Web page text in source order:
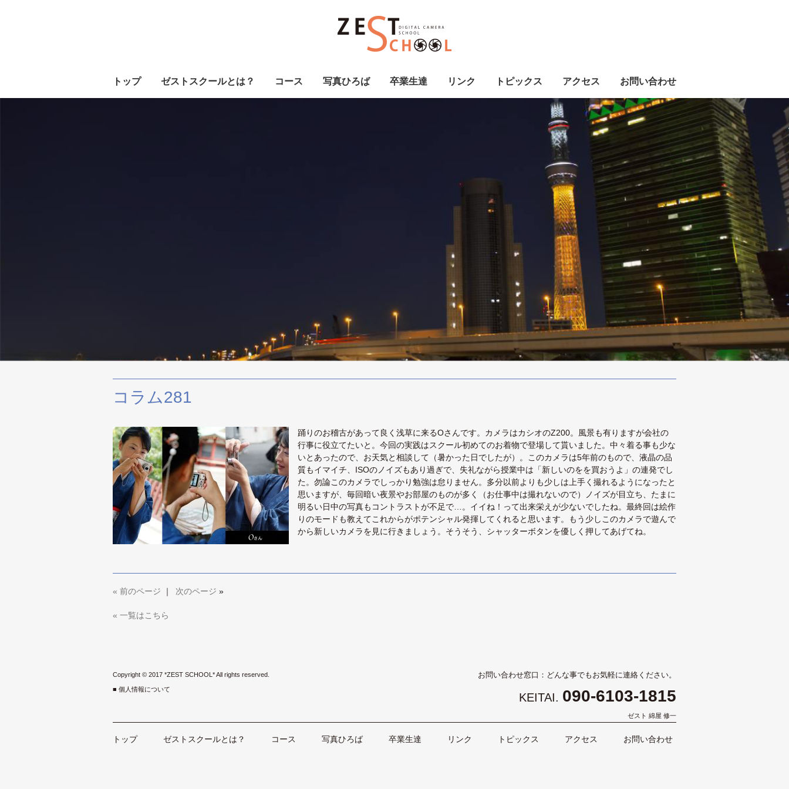
トップ ゼストスクールとは？ コース 写真ひろば 卒業生達 リンク トピックス アクセス お問い合わせ
コラム281
踊りのお稽古があって良く浅草に来るOさんです。カメラはカシオのZ200。風景も有りますが会社の
行事に役立てたいと。今回の実践はスクール初めてのお着物で登場して貰いました。中々着る事も少な
いとあったので、お天気と相談して（暑かった日でしたが）。このカメラは5年前のもので、液晶の品
質もイマイチ、ISOのノイズもあり過ぎで、失礼ながら授業中は「新しいのをを買おうよ」の連発でし
た。勿論このカメラでしっかり勉強は怠りません。多分以前よりも少しは上手く撮れるようになったと
思いますが、毎回暗い夜景やお部屋のものが多く（お仕事中は撮れないので）ノイズが目立ち、たまに
明るい日中の写真もコントラストが不足で…。イイね！って出来栄えが少ないでしたね。最終回は絵作
りのモードも教えてこれからがポテンシャル発揮してくれると思います。もう少しこのカメラで遊んで
から新しいカメラを見に行きましょう。そうそう、シャッターボタンを優しく押してあげてね。
« 前のページ ｜ 次のページ »
« 一覧はこちら
Copyright © 2017 *ZEST SCHOOL* All rights reserved.
■ 個人情報について
お問い合わせ窓口：どんな事でもお気軽に連絡ください。
KEITAI. 090-6103-1815
ゼスト 綿屋 修一
トップ ゼストスクールとは？ コース 写真ひろば 卒業生達 リンク トピックス アクセス お問い合わせ